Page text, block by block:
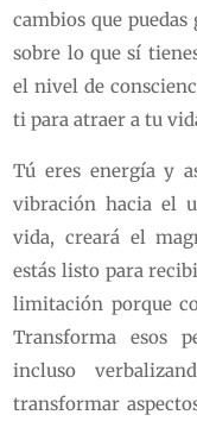
cambios que
sobre lo que sí
el nivel de
ti para atraer a tu
Tú eres energía y
vibración hacia el
vida, creará el
estás listo para
limitación porque
Transforma esos
incluso
transformar